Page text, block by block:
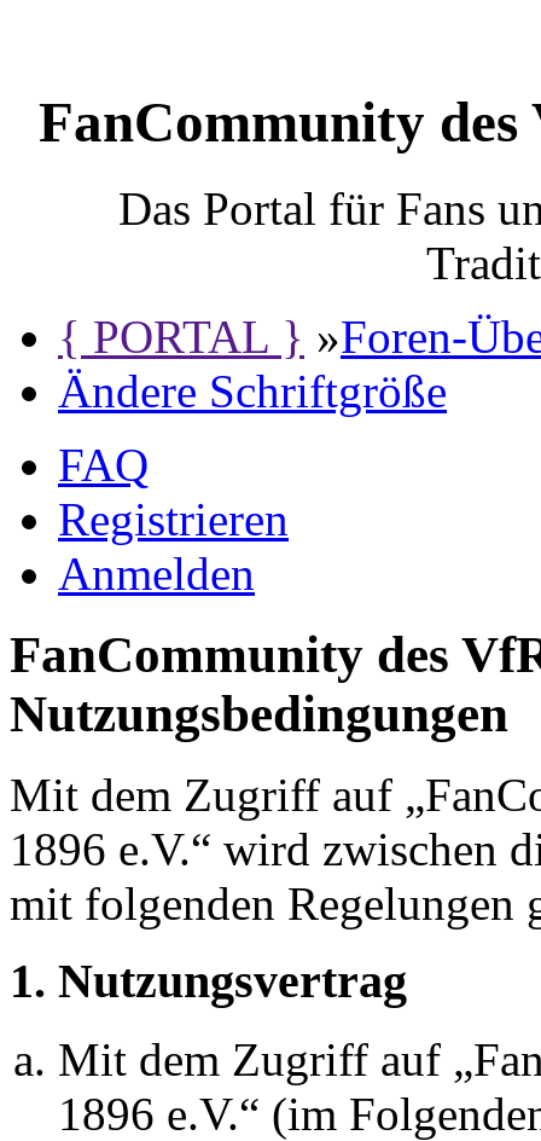
FanCommunity des
Das Portal für Fans
{ PORTAL } »Foren-
Ändere Schriftgröße
FAQ
Registrieren
Anmelden
FanCommunity des
Nutzungsbedingungen
Mit dem Zugriff auf
1896 e.V.“ wird zwischen
mit folgenden Regelungen
1. Nutzungsvertrag
Mit dem Zugriff auf
1896 e.V.“ (im